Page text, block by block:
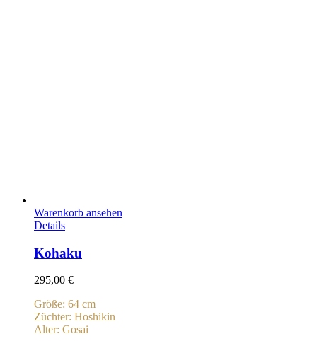
Warenkorb ansehen
Details
Kohaku
295,00 €
Größe: 64 cm
Züchter: Hoshikin
Alter: Gosai